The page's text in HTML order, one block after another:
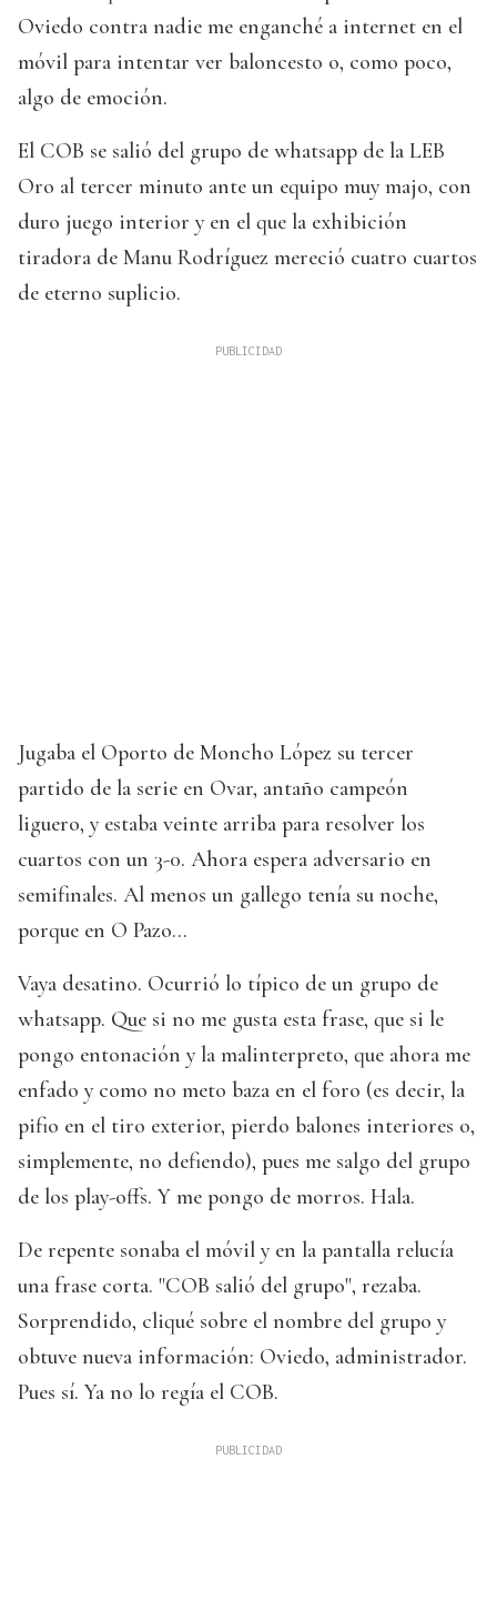
Oviedo contra nadie me enganché a internet en el
móvil para intentar ver baloncesto o, como poco,
algo de emoción.
El COB se salió del grupo de whatsapp de la LEB
Oro al tercer minuto ante un equipo muy majo, con
duro juego interior y en el que la exhibición
tiradora de Manu Rodríguez mereció cuatro cuartos
de eterno suplicio.
Jugaba el Oporto de Moncho López su tercer
partido de la serie en Ovar, antaño campeón
liguero, y estaba veinte arriba para resolver los
cuartos con un 3-0. Ahora espera adversario en
semifinales. Al menos un gallego tenía su noche,
porque en O Pazo...
Vaya desatino. Ocurrió lo típico de un grupo de
whatsapp. Que si no me gusta esta frase, que si le
pongo entonación y la malinterpreto, que ahora me
enfado y como no meto baza en el foro (es decir, la
pifio en el tiro exterior, pierdo balones interiores o,
simplemente, no defiendo), pues me salgo del grupo
de los play-offs. Y me pongo de morros. Hala.
De repente sonaba el móvil y en la pantalla relucía
una frase corta. "COB salió del grupo", rezaba.
Sorprendido, cliqué sobre el nombre del grupo y
obtuve nueva información: Oviedo, administrador.
Pues sí. Ya no lo regía el COB.